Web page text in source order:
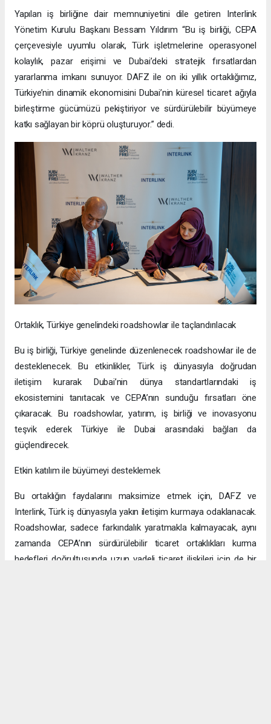
Yapılan iş birliğine dair memnuniyetini dile getiren Interlink
Yönetim Kurulu Başkanı Bessam Yıldırım “Bu iş birliği, CEPA
çerçevesiyle uyumlu olarak, Türk işletmelerine operasyonel
kolaylık, pazar erişimi ve Dubai’deki stratejik fırsatlardan
yararlanma imkanı sunuyor. DAFZ ile on iki yıllık ortaklığımız,
Türkiye’nin dinamik ekonomisini Dubai’nin küresel ticaret ağıyla
birleştirme gücümüzü pekiştiriyor ve sürdürülebilir büyümeye
katkı sağlayan bir köprü oluşturuyor.” dedi.
Ortaklık, Türkiye genelindeki roadshowlar ile taçlandırılacak
Bu iş birliği, Türkiye genelinde düzenlenecek roadshowlar ile de
desteklenecek. Bu etkinlikler, Türk iş dünyasıyla doğrudan
iletişim kurarak Dubai’nin dünya standartlarındaki iş
ekosistemini tanıtacak ve CEPA’nın sunduğu fırsatları öne
çıkaracak. Bu roadshowlar, yatırım, iş birliği ve inovasyonu
teşvik ederek Türkiye ile Dubai arasındaki bağları da
güçlendirecek.
Etkin katılım ile büyümeyi desteklemek
Bu ortaklığın faydalarını maksimize etmek için, DAFZ ve
Interlink, Türk iş dünyasıyla yakın iletişim kurmaya odaklanacak.
Roadshowlar, sadece farkındalık yaratmakla kalmayacak, aynı
zamanda CEPA’nın sürdürülebilir ticaret ortaklıkları kurma
hedefleri doğrultusunda uzun vadeli ticaret ilişkileri için de bir